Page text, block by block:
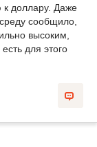
доллару. Даже
сообщило,
высоким,
для этого